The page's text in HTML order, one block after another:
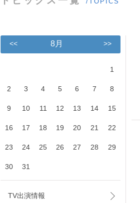
<< 8月 >>
1
2 3 4 5 6 7 8
9 10 11 12 13 14 15
16 17 18 19 20 21 22
23 24 25 26 27 28 29
30 31
TV出演情報